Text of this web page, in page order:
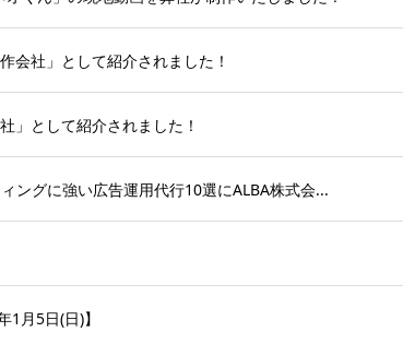
会社」として紹介されました！
」として紹介されました！
ングに強い広告運用代行10選にALBA株式会...
1月5日(日)】